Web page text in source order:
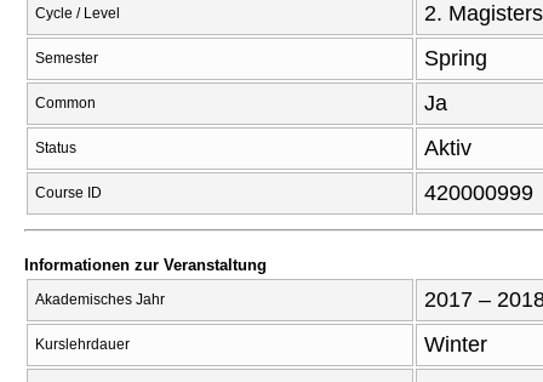
Cycle / Level 2.
Semester Spring
Common Ja
Status Aktiv
Course ID 420000999
Informationen zur Veranstaltung
Akademisches Jahr 2017 –
Kurslehrdauer Winter